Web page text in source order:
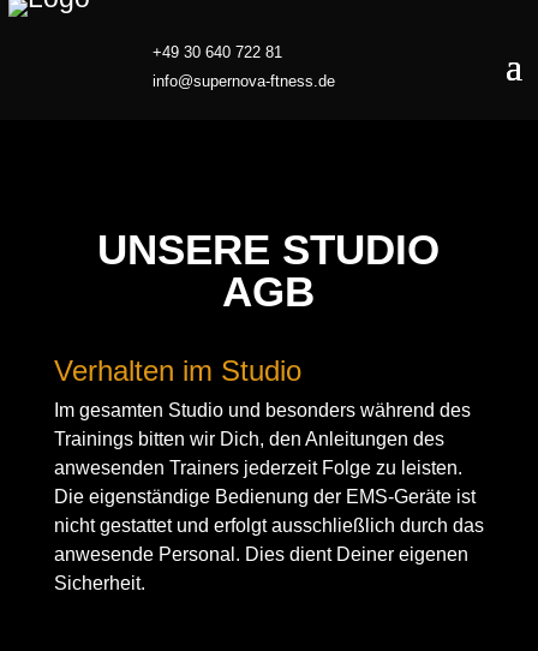
+49 30 640 722 81
info@supernova-ftness.de
UNSERE STUDIO
AGB
Verhalten im Studio
Im gesamten Studio und besonders während des
Trainings bitten wir Dich, den Anleitungen des
anwesenden Trainers jederzeit Folge zu leisten.
Die eigenständige Bedienung der EMS-Geräte ist
nicht gestattet und erfolgt ausschließlich durch das
anwesende Personal. Dies dient Deiner eigenen
Sicherheit.